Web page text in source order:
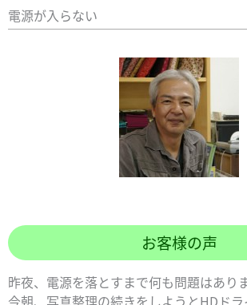
電源が入らない
お客様の声
昨夜、電源を落とすまで何も問題はあり
今朝、写真整理の続きをしようとHDド